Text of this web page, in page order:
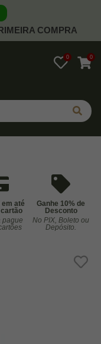
COMPRA
0 0
em até
cartão
pague
Ganhe 10% de
Desconto
No PIX, Boleto ou
Depósito.